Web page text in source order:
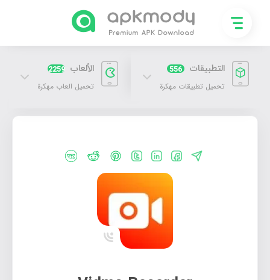
التطبيقات 556
تحميل تطبيقات مهكرة
الألعاب 2259
تحميل العاب مهكرة